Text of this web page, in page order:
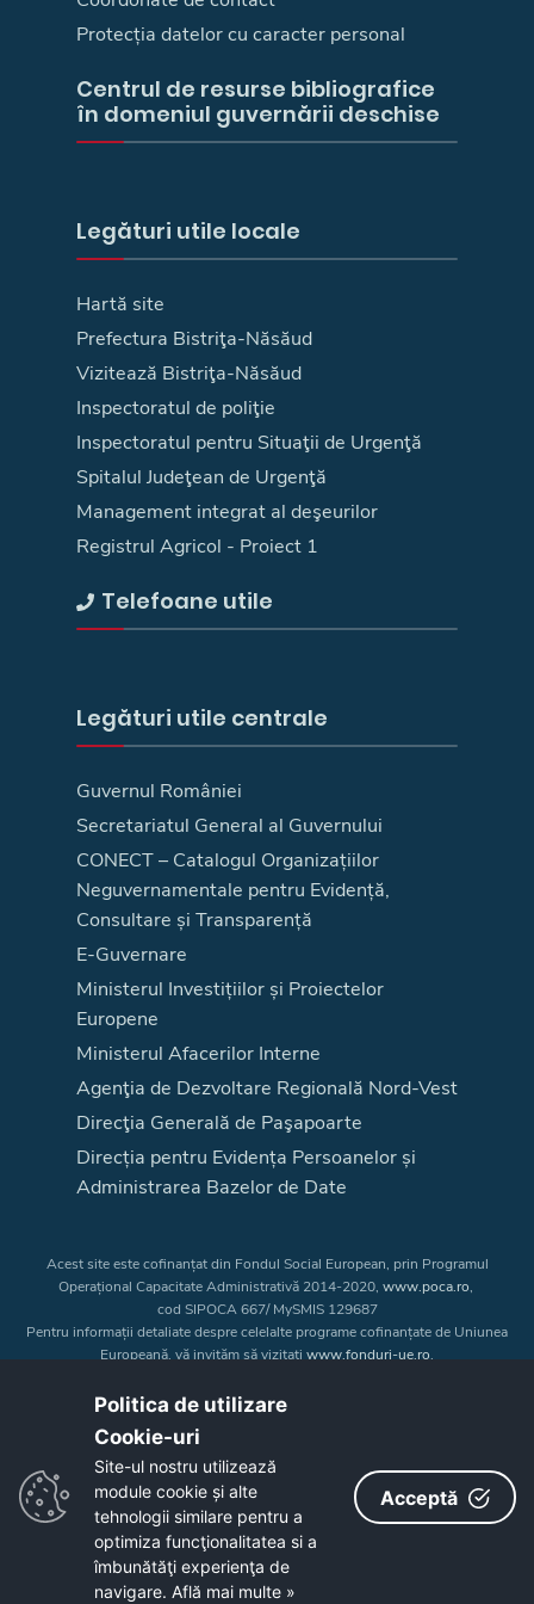
Protecția datelor cu caracter personal
Centrul de resurse bibliografice
în domeniul guvernării deschise
Legături utile locale
Hartă site
Prefectura Bistriţa-Năsăud
Vizitează Bistriţa-Năsăud
Inspectoratul de poliţie
Inspectoratul pentru Situaţii de Urgenţă
Spitalul Judeţean de Urgenţă
Management integrat al deşeurilor
Registrul Agricol - Proiect 1
Telefoane utile
Legături utile centrale
Guvernul României
Secretariatul General al Guvernului
CONECT – Catalogul Organizațiilor
Neguvernamentale pentru Evidență,
Consultare și Transparență
E-Guvernare
Ministerul Investițiilor și Proiectelor
Europene
Ministerul Afacerilor Interne
Agenţia de Dezvoltare Regională Nord-Vest
Direcţia Generală de Paşapoarte
Direcția pentru Evidența Persoanelor și
Administrarea Bazelor de Date
Acest site este cofinanțat din Fondul Social European, prin Programul
Operațional Capacitate Administrativă 2014-2020, www.poca.ro,
cod SIPOCA 667/ MySMIS 129687
Pentru informații detaliate despre celelalte programe cofinanțate de Uniunea
Europeană, vă invităm să vizitați www.fonduri-ue.ro.
a Uniunii Europene. Întreaga responsabilitate asupra
Copyright © 2026 - Consiliul Judeţean Bistrița-Năsăud
Politica de utilizare
Cookie-uri‎
Site-ul nostru utilizează
module cookie și alte
tehnologii similare pentru a
optimiza funcţionalitatea si a
îmbunătăţi experienţa de
navigare. Află mai multe »
Acceptă